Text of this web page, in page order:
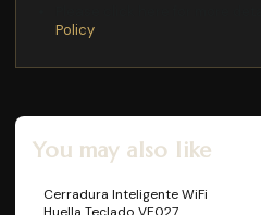
Policy
You may also like
Cerradura Inteligente WiFi
Huella Teclado VE027